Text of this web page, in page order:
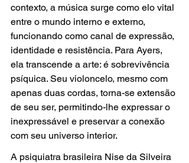
contexto, a música surge como elo vital
entre o mundo interno e externo,
funcionando como canal de expressão,
identidade e resistência. Para Ayers,
ela transcende a arte: é sobrevivência
psíquica. Seu violoncelo, mesmo com
apenas duas cordas, torna-se extensão
de seu ser, permitindo-lhe expressar o
inexpressável e preservar a conexão
com seu universo interior.
A psiquiatra brasileira Nise da Silveira